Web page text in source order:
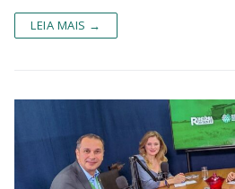
LEIA MAIS →